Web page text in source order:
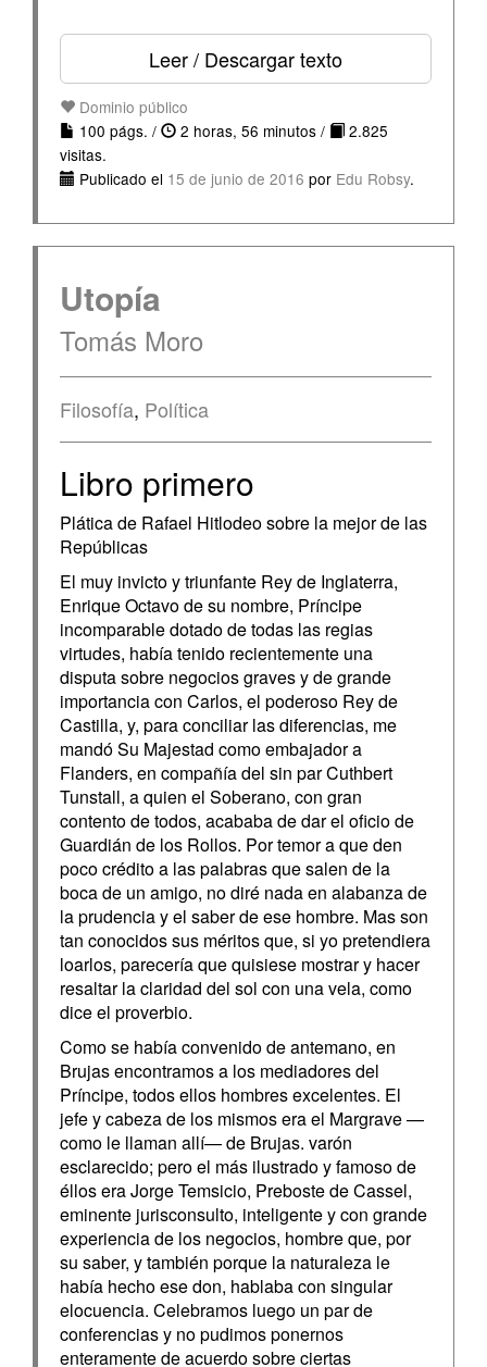
Leer / Descargar texto
Dominio público
100 págs. /
2 horas, 56 minutos /
2.825
visitas.
Publicado el 15 de junio de 2016 por Edu Robsy.
Utopía
Tomás Moro
Filosofía, Política
Libro primero
Plática de Rafael Hitlodeo sobre la mejor de las
Repúblicas
El muy invicto y triunfante Rey de Inglaterra,
Enrique Octavo de su nombre, Príncipe
incomparable dotado de todas las regias
virtudes, había tenido recientemente una
disputa sobre negocios graves y de grande
importancia con Carlos, el poderoso Rey de
Castilla, y, para conciliar las diferencias, me
mandó Su Majestad como embajador a
Flanders, en compañía del sin par Cuthbert
Tunstall, a quien el Soberano, con gran
contento de todos, acababa de dar el oficio de
Guardián de los Rollos. Por temor a que den
poco crédito a las palabras que salen de la
boca de un amigo, no diré nada en alabanza de
la prudencia y el saber de ese hombre. Mas son
tan conocidos sus méritos que, si yo pretendiera
loarlos, parecería que quisiese mostrar y hacer
resaltar la claridad del sol con una vela, como
dice el proverbio.
Como se había convenido de antemano, en
Brujas encontramos a los mediadores del
Príncipe, todos ellos hombres excelentes. El
jefe y cabeza de los mismos era el Margrave —
como le llaman allí— de Brujas. varón
esclarecido; pero el más ilustrado y famoso de
éllos era Jorge Temsicio, Preboste de Cassel,
eminente jurisconsulto, inteligente y con grande
experiencia de los negocios, hombre que, por
su saber, y también porque la naturaleza le
había hecho ese don, hablaba con singular
elocuencia. Celebramos luego un par de
conferencias y no pudimos ponernos
enteramente de acuerdo sobre ciertas